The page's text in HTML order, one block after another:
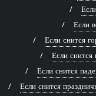
Если
Если снится
Если снится
Если снится
Если снится